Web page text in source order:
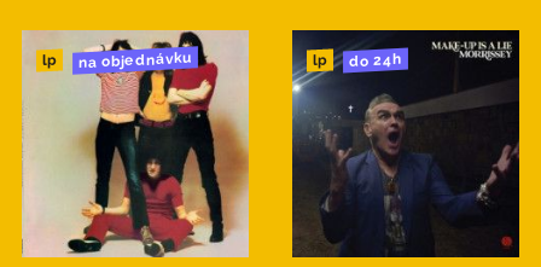
lp na objednávku lp do 24h